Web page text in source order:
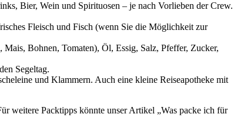
Bier, Wein und Spirituosen – je nach Vorlieben der Crew.
Fleisch und Fisch (wenn Sie die Möglichkeit zur
Bohnen, Tomaten), Öl, Essig, Salz, Pfeffer, Zucker,
Segeltag.
und Klammern. Auch eine kleine Reiseapotheke mit
weitere Packtipps könnte unser Artikel „Was packe ich für